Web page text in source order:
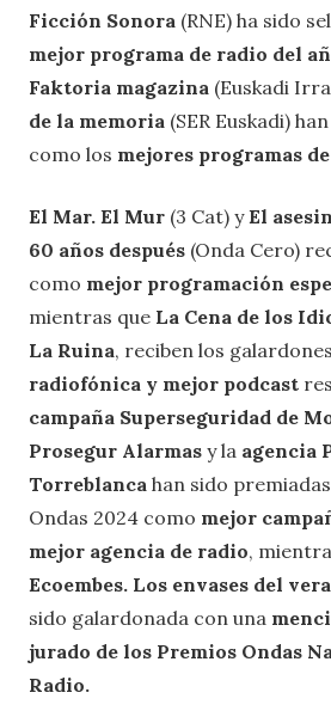
Ficción Sonora (RNE) ha sido
mejor programa de radio del
Faktoria magazina (Euskadi
de la memoria (SER Euskadi)
como los mejores programas
El Mar. El Mur (3 Cat) yEl
60 años después (Onda Cero)
como mejor programación
mientras que La Cena de los
La Ruina, reciben los
radiofónica y mejor podcast
campaña Superseguridad de
Prosegur Alarmas y la agencia
Torreblanca han sido
Ondas 2024 como mejor
mejor agencia de radio,
Ecoembes. Los envases del
sido galardonada con una
jurado de los Premios Ondas
Radio.